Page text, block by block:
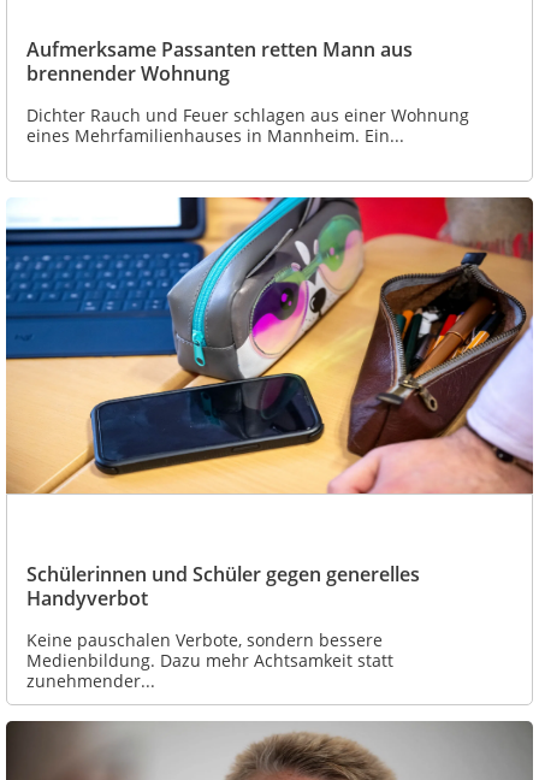
Aufmerksame Passanten retten Mann aus
brennender Wohnung
Dichter Rauch und Feuer schlagen aus einer Wohnung
eines Mehrfamilienhauses in Mannheim. Ein...
Schülerinnen und Schüler gegen generelles
Handyverbot
Keine pauschalen Verbote, sondern bessere
Medienbildung. Dazu mehr Achtsamkeit statt
zunehmender...